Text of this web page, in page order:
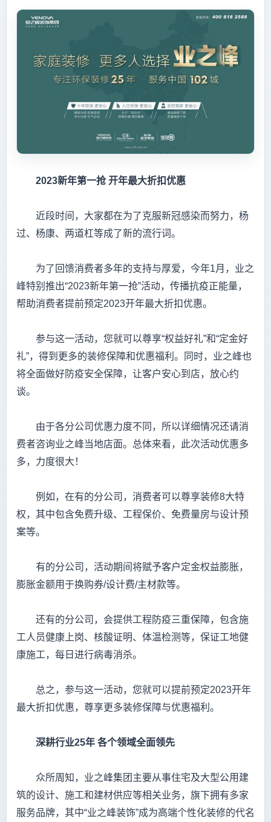
2023新年第一抢开年最大折扣优惠
近段时间，大家都在为了克服新冠感染而努力，杨
过、杨康、两道杠等成了新的流行词。
为了回馈消费者多年的支持与厚爱，今年1月，业之
峰特别推出“2023新年第一抢”活动，传播抗疫正能量，
帮助消费者提前预定2023开年最大折扣优惠。
参与这一活动，您就可以尊享“权益好礼”和“定金好
礼”，得到更多的装修保障和优惠福利。同时，业之峰也
将全面做好防疫安全保障，让客户安心到店，放心约
谈。
由于各分公司优惠力度不同，所以详细情况还请消
费者咨询业之峰当地店面。总体来看，此次活动优惠多
多，力度很大！
例如，在有的分公司，消费者可以尊享装修8大特
权，其中包含免费升级、工程保价、免费量房与设计预
案等。
有的分公司，活动期间将赋予客户定金权益膨胀，
膨胀金额用于换购券/设计费/主材款等。
还有的分公司，会提供工程防疫三重保障，包含施
工人员健康上岗、核酸证明、体温检测等，保证工地健
康施工，每日进行病毒消杀。
总之，参与这一活动，您就可以提前预定2023开年
最大折扣优惠，尊享更多装修保障与优惠福利。
深耕行业25年 各个领域全面领先
众所周知，业之峰集团主要从事住宅及大型公用建
筑的设计、施工和建材供应等相关业务，旗下拥有多家
服务品牌，其中“业之峰装饰”成为高端个性化装修的代名